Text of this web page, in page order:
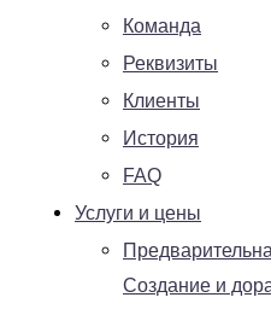
Команда
Реквизиты
Клиенты
История
FAQ
Услуги и цены
Создание и